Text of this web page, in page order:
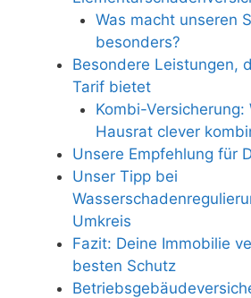
Was macht unseren
besonders?
Besondere Leistungen,
Tarif bietet
Kombi-Versicherung:
Hausrat clever
Unsere Empfehlung für
Unser Tipp bei
Umkreis
Fazit: Deine Immobilie
besten Schutz